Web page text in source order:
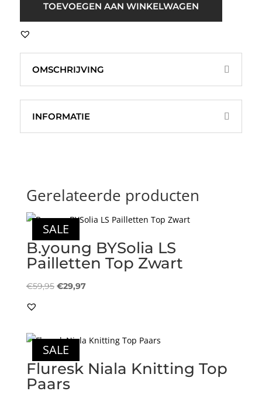
Beige
TOEVOEGEN AAN WINKELWAGEN
OMSCHRIJVING
INFORMATIE
Gerelateerde producten
SALE
B.young BYSolia LS
Pailletten Top Zwart
€59,95 Oorspronkelijke
€29,97Huidige
SALE
Fluresk Niala Knitting Top
Paars